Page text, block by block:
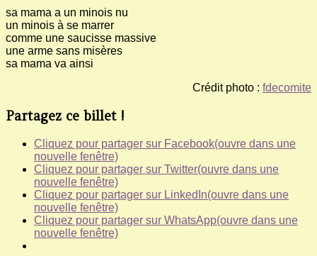
sa mama a un minois nu
un minois à se marrer
comme une saucisse massive
une arme sans misères
sa mama va ainsi
Crédit photo : fdecomite
Partagez ce billet !
Cliquez pour partager sur Facebook(ouvre dans une
nouvelle fenêtre)
Cliquez pour partager sur Twitter(ouvre dans une
nouvelle fenêtre)
Cliquez pour partager sur LinkedIn(ouvre dans une
nouvelle fenêtre)
Cliquez pour partager sur WhatsApp(ouvre dans une
nouvelle fenêtre)